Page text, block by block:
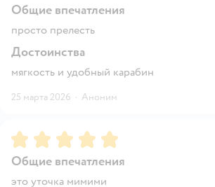
Общие впечатления
просто прелесть
Достоинства
мягкость и удобный карабин
25 марта 2026 · Аноним
Рейтинг:5
Общие впечатления
это уточка мимими